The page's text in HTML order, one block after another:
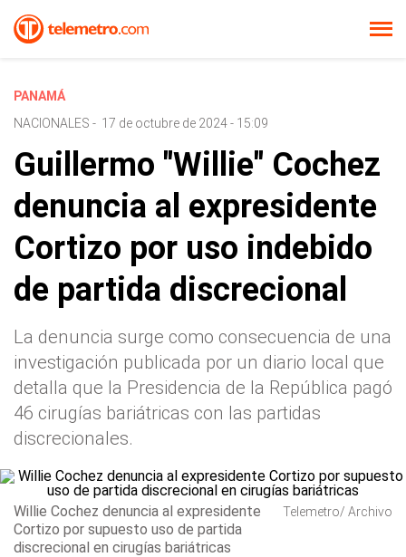
PANAMÁ
NACIONALES - 17 de octubre de 2024 - 15:09
Guillermo "Willie" Cochez
denuncia al expresidente
Cortizo por uso indebido
de partida discrecional
La denuncia surge como consecuencia de una
investigación publicada por un diario local que
detalla que la Presidencia de la República pagó
46 cirugías bariátricas con las partidas
discrecionales.
Willie Cochez denuncia al expresidente
Cortizo por supuesto uso de partida
discrecional en cirugías bariátricas
Telemetro/ Archivo